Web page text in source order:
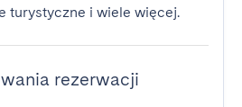
turystyczne i wiele więcej.
rezerwacji